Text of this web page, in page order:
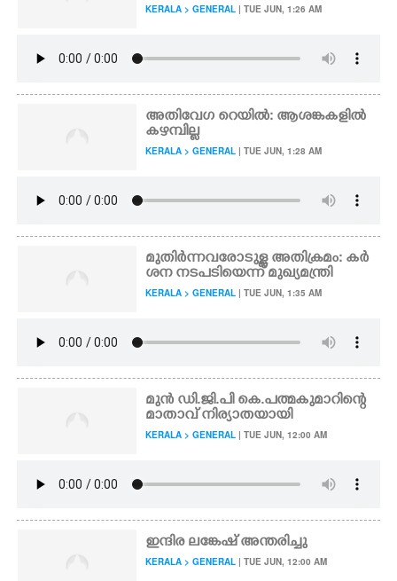
KERALA > GENERAL | TUE JUN, 1:26 AM
അതിവേഗ റെയിൽ: ആശങ്കകളിൽ
കഴമ്പില്ല
KERALA > GENERAL | TUE JUN, 1:28 AM
മുതിർന്നവരോടുള്ള അതിക്രമം: കർ
ശന നടപടിയെന്ന് മുഖ്യമന്ത്രി
KERALA > GENERAL | TUE JUN, 1:35 AM
മുൻ ഡി.ജി.പി കെ.പത്മകുമാറിന്റെ
മാതാവ് നിര്യാതയായി
KERALA > GENERAL | TUE JUN, 12:00 AM
ഇന്ദിര ലങ്കേഷ് അന്തരിച്ചു
KERALA > GENERAL | TUE JUN, 12:00 AM